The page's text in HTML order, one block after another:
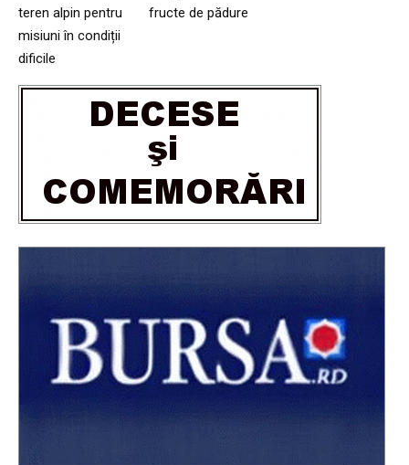
teren alpin pentru
misiuni în condiții
dificile
fructe de pădure